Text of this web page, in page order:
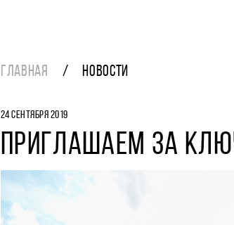
ГЛАВНАЯ НОВОСТИ
24 СЕНТЯБРЯ 2019
ПРИГЛАШАЕМ ЗА